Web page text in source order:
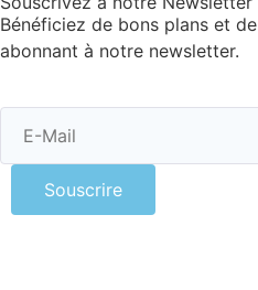
Bénéficiez de bons plans et
abonnant à notre newsletter.
Souscrire